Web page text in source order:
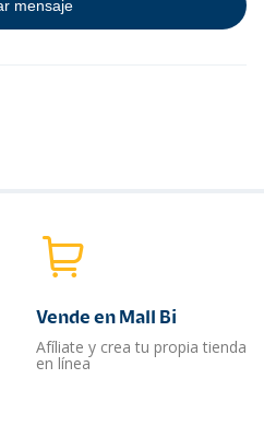
Vende en Mall Bi
Afíliate y crea tu propia tienda
en línea